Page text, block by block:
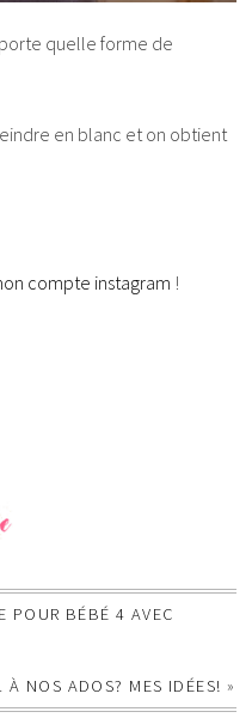
quelle forme de
en blanc et on obtient
compte instagram !
POUR BÉBÉ 4 AVEC
NOS ADOS? MES IDÉES! »